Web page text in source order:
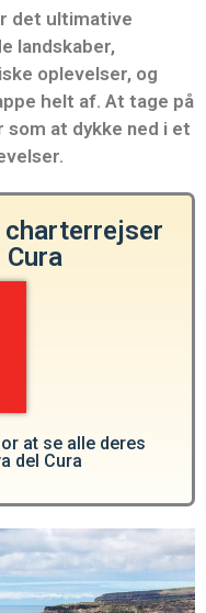
det ultimative
landskaber,
oplevelser, og
helt af. At tage på
at dykke ned i et
charterrejser
at se alle deres
del Cura